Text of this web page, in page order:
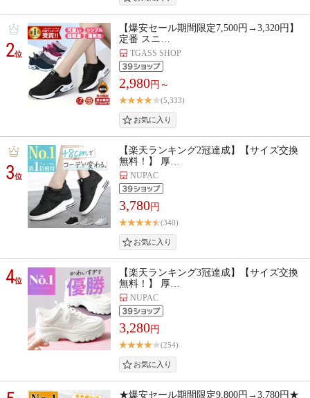
2位
【爆安セール期間限定7,500円→3,320円】
定番 スニ…
TGASS SHOP
2,980円～
(5,333)
3位
【楽天ランキング2冠達成】【サイズ交換
無料！】 厚…
NUPAC
3,780円
(340)
4位
【楽天ランキング3冠達成】【サイズ交換
無料！】 厚…
NUPAC
3,280円
(254)
★爆安セール期間限定9,800円→3,780円★